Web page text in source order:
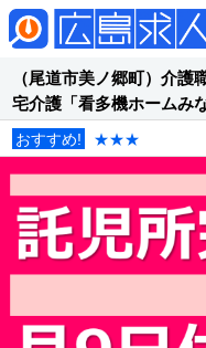
（尾道市美ノ郷町）介
宅介護「看多機ホームみ
おすすめ! ★★★